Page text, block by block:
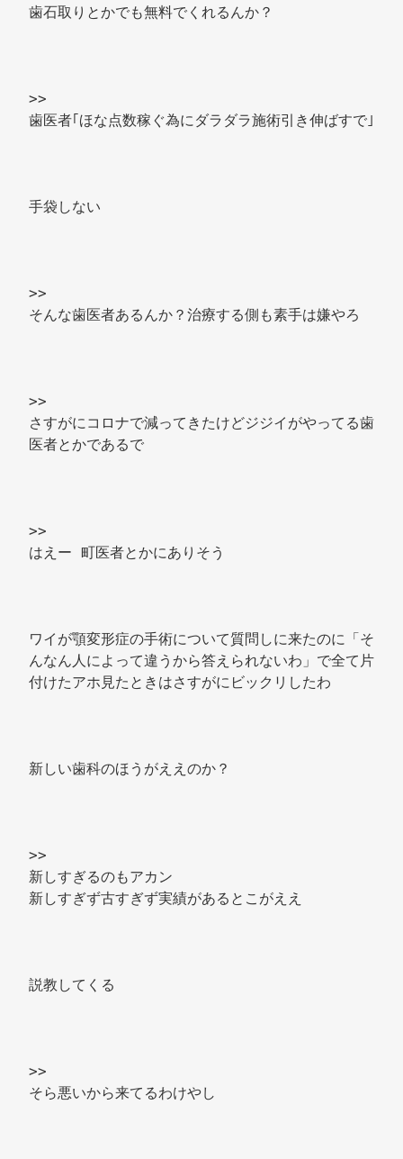
歯石取りとかでも無料でくれるんか？
>>
手袋しない
>>
そんな歯医者あるんか？治療する側も素手は嫌やろ
>>
さすがにコロナで減ってきたけどジジイがやってる歯
医者とかであるで
>>
はえー 町医者とかにありそう
ワイが顎変形症の手術について質問しに来たのに「そ
んなん人によって違うから答えられないわ」で全て片
付けたアホ見たときはさすがにビックリしたわ
新しい歯科のほうがええのか？
>>
新しすぎるのもアカン
新しすぎず古すぎず実績があるとこがええ
説教してくる
>>
そら悪いから来てるわけやし